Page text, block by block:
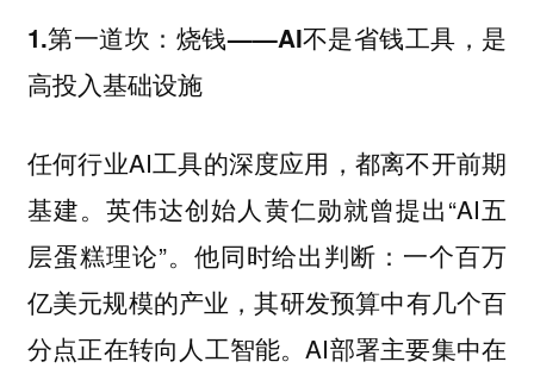
1.第一道坎：烧钱——AI不是省钱工具，是
高投入基础设施
任何行业AI工具的深度应用，都离不开前期
基建。英伟达创始人黄仁勋就曾提出“AI五
层蛋糕理论”。他同时给出判断：一个百万
亿美元规模的产业，其研发预算中有几个百
分点正在转向人工智能。AI部署主要集中在